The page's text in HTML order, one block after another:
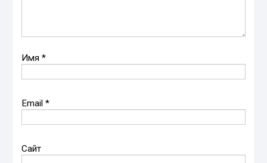
Имя*
Email*
Сайт